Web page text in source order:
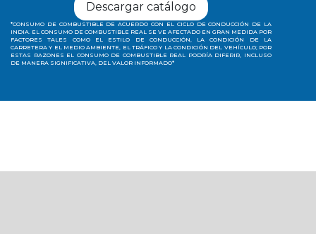
Descargar catálogo
*CONSUMO DE COMBUSTIBLE DE ACUERDO CON EL CICLO DE CONDUCCIÓN DE LA
INDIA. EL CONSUMO DE COMBUSTIBLE REAL SE VE AFECTADO EN GRAN MEDIDA POR
FACTORES TALES COMO EL ESTILO DE CONDUCCIÓN, LA CONDICIÓN DE LA
CARRETERA Y EL MEDIO AMBIENTE, EL TRÁFICO Y LA CONDICIÓN DEL VEHÍCULO; POR
ESTAS RAZONES EL CONSUMO DE COMBUSTIBLE REAL PODRÍA DIFERIR, INCLUSO
DE MANERA SIGNIFICATIVA, DEL VALOR INFORMADO*